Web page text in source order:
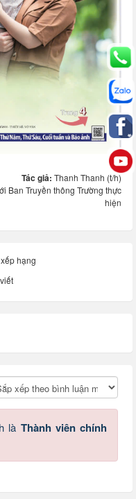
Tác giả: Thanh Thanh (t/h)
Ban Truyền thông Trường thực
hiện
hạng
là Thành viên chính